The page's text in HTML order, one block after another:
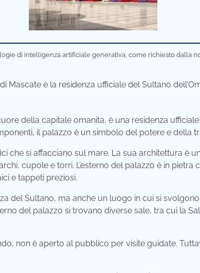
di intelligenza artificiale generativa, come richiesto dalla
di Mascate è la residenza ufficiale del Sultano
della capitale omanita, è una residenza
il palazzo è un simbolo del potere e della
che si affacciano sul mare. La sua architettura è
cupole e torri. L’esterno del palazzo è in pietra
e tappeti preziosi.
del Sultano, ma anche un luogo in cui si
del palazzo si trovano diverse sale, tra cui la
non è aperto al pubblico per visite guidate.